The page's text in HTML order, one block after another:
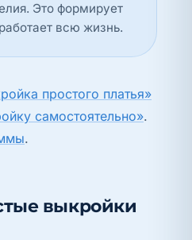
Это формирует
всю жизнь.
простого платья»
самостоятельно».
.
выкройки